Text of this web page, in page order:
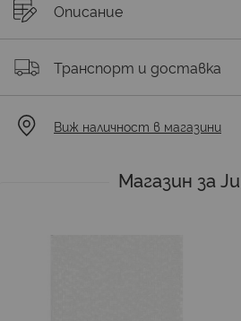
Описание
Транспорт и доставка
Виж наличност в магазини
Магазин за